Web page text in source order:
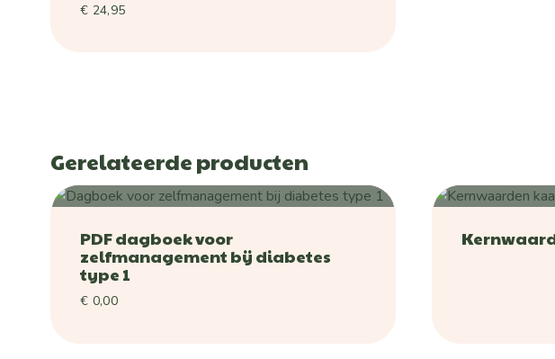
€ 24,95
Gerelateerde producten
PDF dagboek voor
zelfmanagement bij diabetes
type 1
€ 0,00